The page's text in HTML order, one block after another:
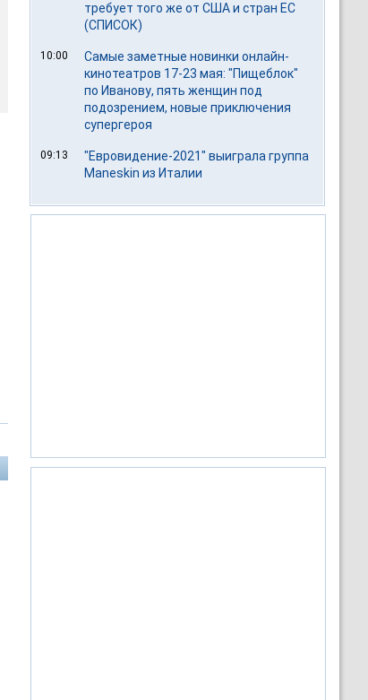
требует того же от США и стран ЕС
(СПИСОК)
10:00
Самые заметные новинки онлайн-
кинотеатров 17-23 мая: "Пищеблок"
по Иванову, пять женщин под
подозрением, новые приключения
супергероя
09:13
"Евровидение-2021" выиграла группа
Maneskin из Италии